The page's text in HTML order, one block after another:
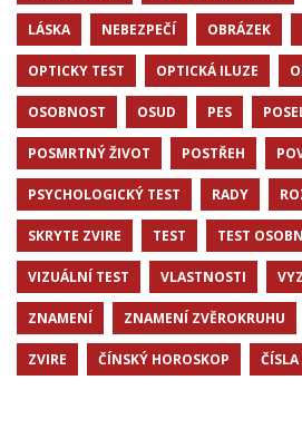
LÁSKA NEBEZPEČÍ OBRÁZEK
OPTICKY TEST OPTICKÁ ILUZE
OSOBNOST OSUD PES
POSMRTNÝ ŽIVOT POSTŘEH
PSYCHOLOGICKÝ TEST RADY
SKRYTE ZVIRE TEST TEST
VIZUÁLNÍ TEST VLASTNOSTI
ZNAMENÍ ZNAMENÍ ZVĚROKRUHU
ZVIRE ČÍNSKÝ HOROSKOP ČÍSLA